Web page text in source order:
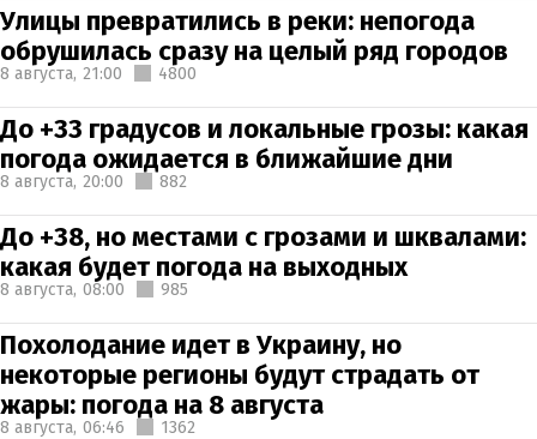
Улицы превратились в реки: непогода
обрушилась сразу на целый ряд городов
8 августа, 21:00 4800
До +33 градусов и локальные грозы: какая
погода ожидается в ближайшие дни
8 августа, 20:00 882
До +38, но местами с грозами и шквалами:
какая будет погода на выходных
8 августа, 08:00 985
Похолодание идет в Украину, но
некоторые регионы будут страдать от
жары: погода на 8 августа
8 августа, 06:46 1362